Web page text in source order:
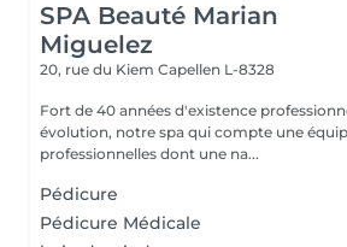
SPA Beauté Marian
Miguelez
20, rue du Kiem Capellen L-8328
Fort de 40 années d'existence
évolution, notre spa qui compte une
professionnelles dont une na...
Pédicure
Pédicure Médicale